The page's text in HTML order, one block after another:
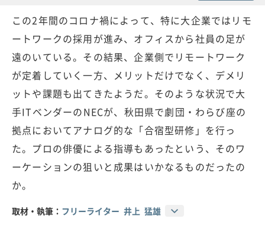
この2年間のコロナ禍によって、特に大企業ではリモ
ートワークの採用が進み、オフィスから社員の足が
遠のいている。その結果、企業側でリモートワーク
が定着していく一方、メリットだけでなく、デメリ
ットや課題も出てきたようだ。そのような状況で大
手ITベンダーのNECが、秋田県で劇団・わらび座の
拠点においてアナログ的な「合宿型研修」を行っ
た。プロの俳優による指導もあったという、そのワ
ーケーションの狙いと成果はいかなるものだったの
か。
取材・執筆： フリーライター 井上 猛雄